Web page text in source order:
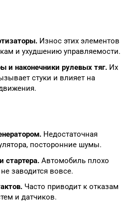
Износ этих элементов
и ухудшению управляемости.
и наконечники рулевых тяг. Их
стуки и влияет на
Недостаточная
посторонние шумы.
стартера. Автомобиль плохо
заводится вовсе.
Часто приводит к отказам
и датчиков.